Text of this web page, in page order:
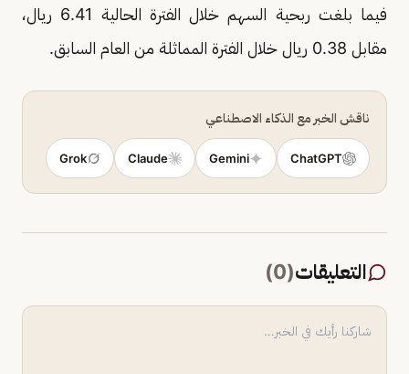
فيما بلغت ربحية السهم خلال الفترة الحالية 6.41 ريال،
مقابل 0.38 ريال خلال الفترة المماثلة من العام السابق.
ناقش الخبر مع الذكاء الاصطناعي
ChatGPT
Gemini
Claude
Grok
التعليقات(
0
)